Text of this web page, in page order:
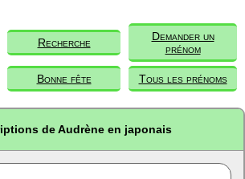
Recherche
Demander un
prénom
Bonne fête Tous les prénoms
de Audrène en japonais